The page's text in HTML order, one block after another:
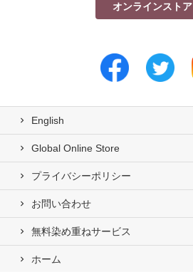
オンラインストア
English
Global Online Store
プライバシーポリシー
お問い合わせ
無料染め重ねサービス
ホーム